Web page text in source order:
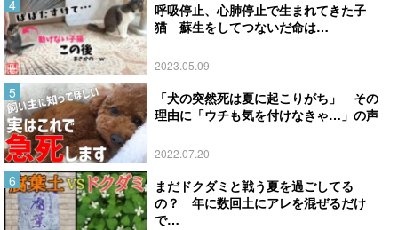
呼吸停止、心肺停止で生まれてきた子
猫 蘇生をしてつないだ命は…
2023.05.09
「犬の突然死は夏に起こりがち」 その
理由に「ウチも気を付けなきゃ…」の声
2022.07.20
まだドクダミと戦う夏を過ごしてる
の？ 年に数回土にアレを混ぜるだけ
で…